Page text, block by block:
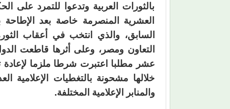
بالثورات العربية وتدعوا للتمرد على
العشرية المنصرمة خاصة بعد
السابق، والذي انتخب في أعقاب
التعاون ومصر، وعلى أثرها قاطعت
عشر مطلبا اعتبرت شرطا ملزما لإعادة
خلالها مشحونة بالتغطيات الإعلامية
والمنابر الإعلامية المختلفة.